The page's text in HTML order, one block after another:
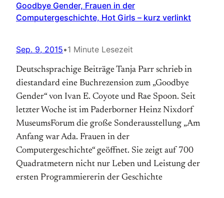
Goodbye Gender, Frauen in der
Computergeschichte, Hot Girls – kurz verlinkt
Sep. 9, 2015•1 Minute Lesezeit
Deutschsprachige Beiträge Tanja Parr schrieb in
diestandard eine Buchrezension zum „Goodbye
Gender“ von Ivan E. Coyote und Rae Spoon. Seit
letzter Woche ist im Paderborner Heinz Nixdorf
MuseumsForum die große Sonderausstellung „Am
Anfang war Ada. Frauen in der
Computergeschichte“ geöffnet. Sie zeigt auf 700
Quadratmetern nicht nur Leben und Leistung der
ersten Programmiererin der Geschichte